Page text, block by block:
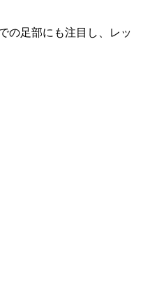
の足部にも注目し、レッ